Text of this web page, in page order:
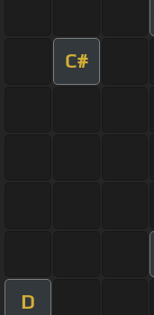
C#
D